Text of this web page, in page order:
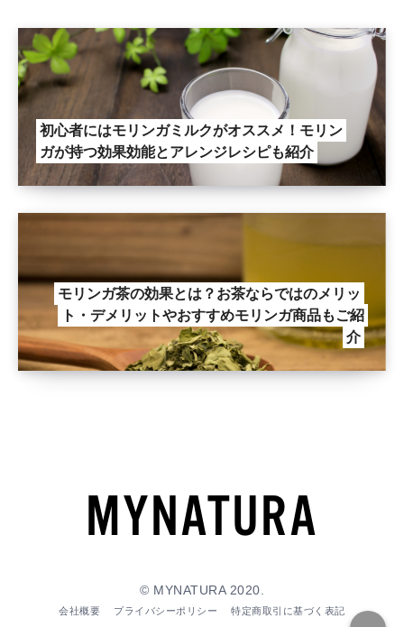
初心者にはモリンガミルクがオススメ！モリン
ガが持つ効果効能とアレンジレシピも紹介
モリンガ茶の効果とは？お茶ならではのメリッ
ト・デメリットやおすすめモリンガ商品もご紹
介
© MYNATURA 2020.
会社概要 プライバシーポリシー 特定商取引に基づく表記